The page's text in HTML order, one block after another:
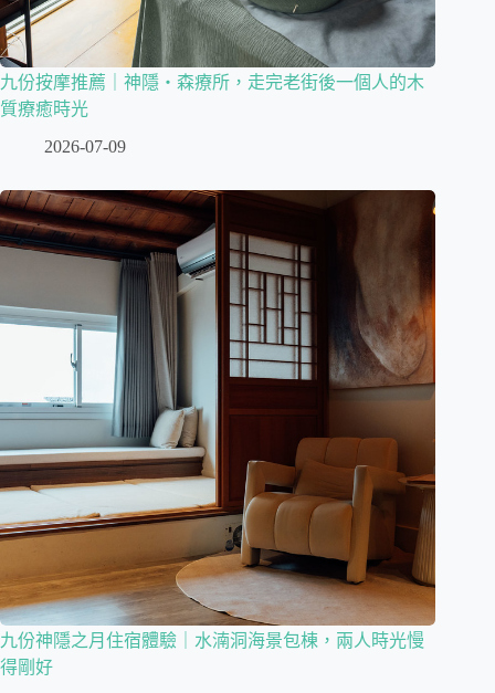
九份按摩推薦｜神隱・森療所，走完老街後一個人的木
質療癒時光
2026-07-09
九份神隱之月住宿體驗｜水湳洞海景包棟，兩人時光慢
得剛好